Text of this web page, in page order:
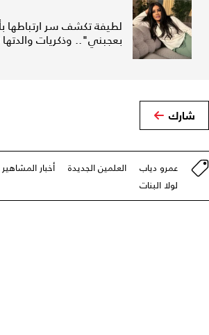
لطيفة تكشف سر ارتباطها
بعجبني".. وذكريات
شارك
عمرو دياب العلمين الجديدة أخبار المشاهير
لولا البنات